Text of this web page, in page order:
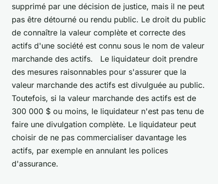
supprimé par une décision de justice, mais il ne peut
pas être détourné ou rendu public. Le droit du public
de connaître la valeur complète et correcte des
actifs d'une société est connu sous le nom de valeur
marchande des actifs. Le liquidateur doit prendre
des mesures raisonnables pour s'assurer que la
valeur marchande des actifs est divulguée au public.
Toutefois, si la valeur marchande des actifs est de
300 000 $ ou moins, le liquidateur n'est pas tenu de
faire une divulgation complète. Le liquidateur peut
choisir de ne pas commercialiser davantage les
actifs, par exemple en annulant les polices
d'assurance.